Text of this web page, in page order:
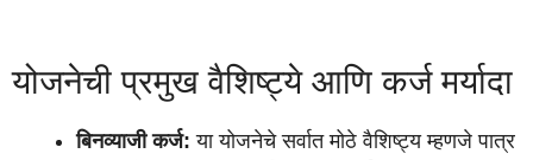
योजनेची प्रमुख वैशिष्ट्ये आणि कर्ज मर्यादा
बिनव्याजी कर्ज: या योजनेचे सर्वात मोठे वैशिष्ट्य म्हणजे पात्र